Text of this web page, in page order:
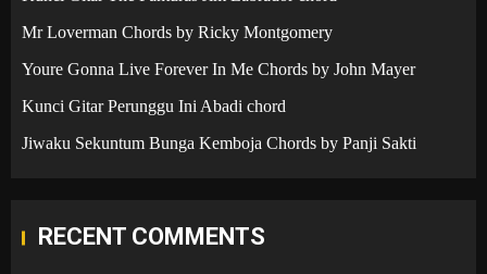
Mr Loverman Chords by Ricky Montgomery
Youre Gonna Live Forever In Me Chords by John Mayer
Kunci Gitar Perunggu Ini Abadi chord
Jiwaku Sekuntum Bunga Kemboja Chords by Panji Sakti
RECENT COMMENTS